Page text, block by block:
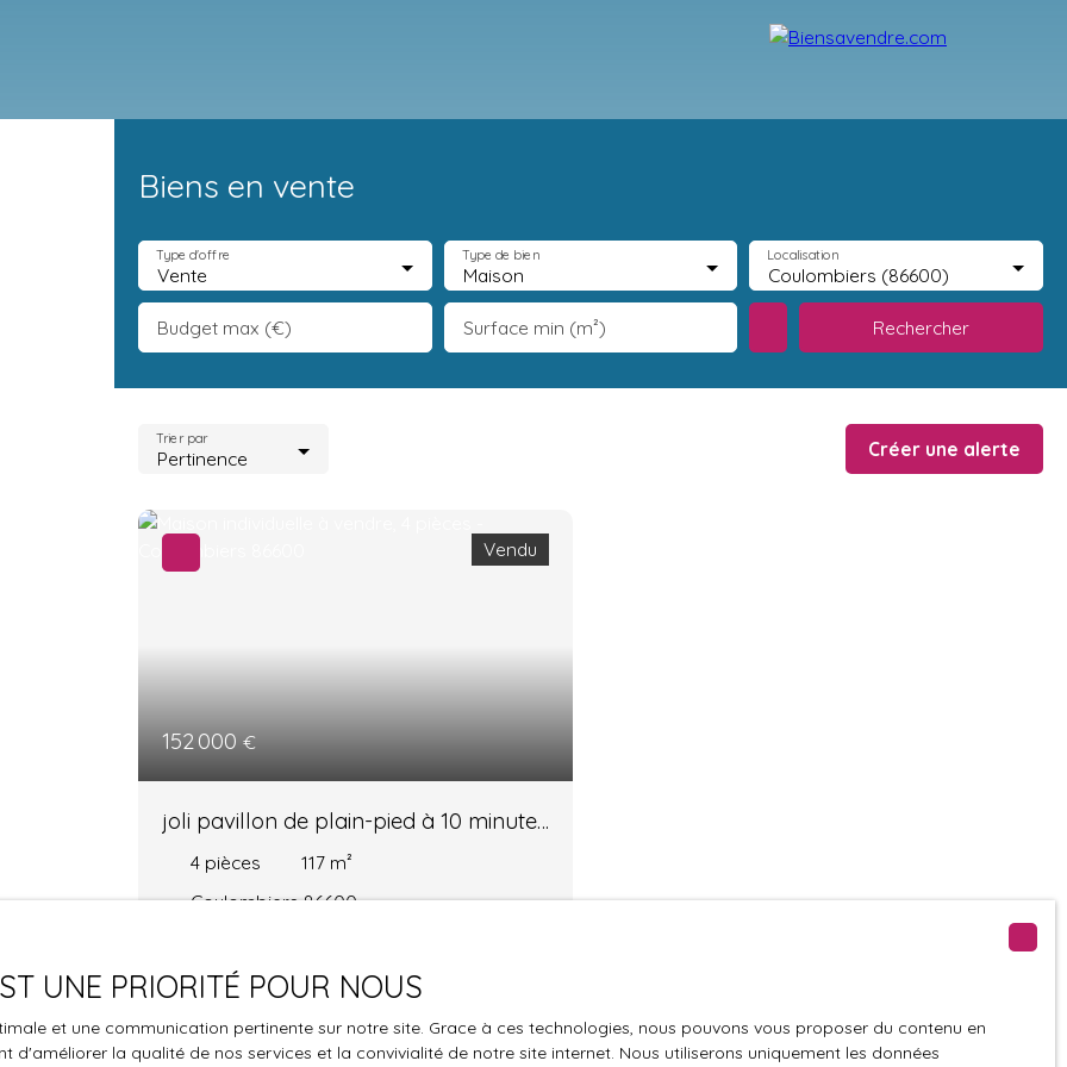
Acheter Neuf Vendre Estimation
Biens en vente
Vente
Type d'offre
Maison
Type de bien
Coulombiers (86600)
Localisation
Budget max (€) Surface min (m²) Rechercher
Pertinence
Trier par Créer une alerte
152 000 €
Vendu
joli pavillon de plain-pied à 10 minutes
de poitiers
4 pièces 117 m²
Coulombiers 86600
un secteur calme, proche de tous
commerces et commodités, à 10 minutes de
Poitiers, ce joli pavillon de plain pied, de 117
m2 posé sur un jardin de 577 m2. iI se
UNE PRIORITÉ POUR NOUS
et une communication pertinente sur notre site. Grace à ces technologies, nous pouvons vous proposer du contenu en
la qualité de nos services et la convivialité de notre site internet. Nous utiliserons uniquement les données